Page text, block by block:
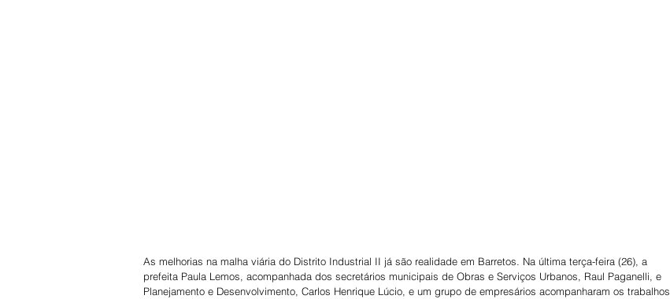
As melhorias na malha viária do Distrito Industrial II já são realidade em Barretos. Na última terça-feira (26), a
prefeita Paula Lemos, acompanhada dos secretários municipais de Obras e Serviços Urbanos, Raul Paganelli, e
Planejamento e Desenvolvimento, Carlos Henrique Lúcio, e um grupo de empresários acompanharam os trabalhos